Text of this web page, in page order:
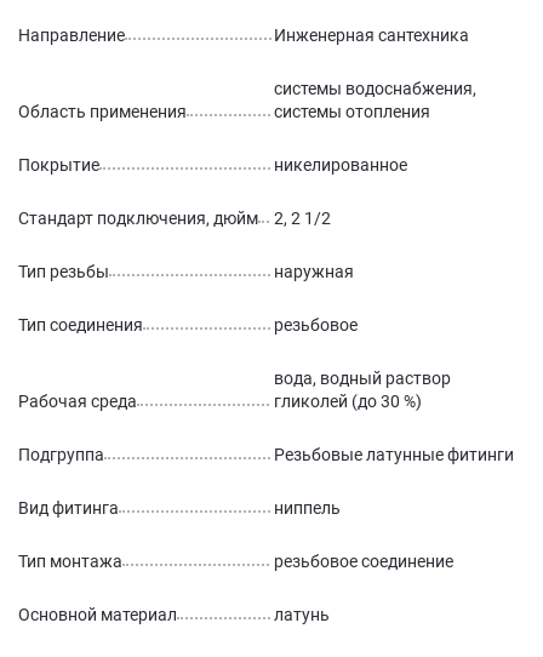
Направление Инженерная сантехника
Область применения
системы водоснабжения,
системы отопления
Покрытие никелированное
Стандарт подключения, дюйм 2, 2 1/2
Тип резьбы наружная
Тип соединения резьбовое
Рабочая среда
вода, водный раствор
гликолей (до 30 %)
Подгруппа Резьбовые латунные фитинги
Вид фитинга ниппель
Тип монтажа резьбовое соединение
Основной материал латунь